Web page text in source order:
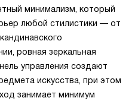
минимализм, который
любой стилистики — от
ровная зеркальная
управления создают
искусства, при этом
занимает минимум